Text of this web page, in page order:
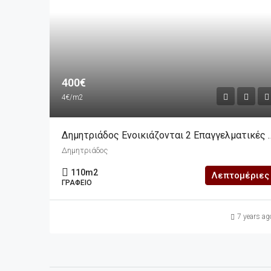
400€
4€/m2
Δημητριάδος
Δημητριάδος
110m2
ΓΡΑΦΕΊΟ
Λεπτομέριες
7 years